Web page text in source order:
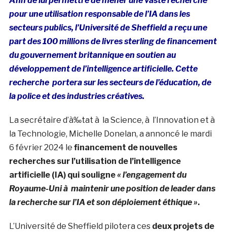
pour une utilisation responsable de l’IA dans les
secteurs publics, l’Université de Sheffield a reçu une
part des 100 millions de livres sterling de financement
du gouvernement britannique en soutien au
développement de l’intelligence artificielle. Cette
recherche portera sur les secteurs de l’éducation, de
la police et des industries créatives.
La secrétaire d’à‰tat à la Science, à l’Innovation et à
la Technologie, Michelle Donelan, a annoncé le mardi
6 février 2024 le financement de nouvelles
recherches sur l’utilisation de l’intelligence
artificielle (IA) qui souligne« l’engagement du
Royaume-Uni à maintenir une position de leader dans
la recherche sur l’IA et son déploiement éthique ».
L’Université de Sheffield pilotera ces deux projets de